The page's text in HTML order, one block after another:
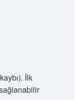
İlk